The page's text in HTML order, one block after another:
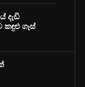
දැඩි
ගෑස්